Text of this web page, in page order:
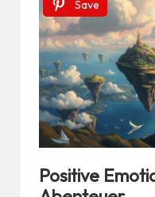
Save
Positive